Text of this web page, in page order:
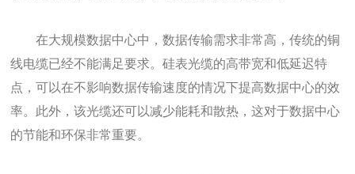
在大规模数据中心中，数据传输需求非常高，传统的铜
线电缆已经不能满足要求。硅表光缆的高带宽和低延迟特
点，可以在不影响数据传输速度的情况下提高数据中心的效
率。此外，该光缆还可以减少能耗和散热，这对于数据中心
的节能和环保非常重要。